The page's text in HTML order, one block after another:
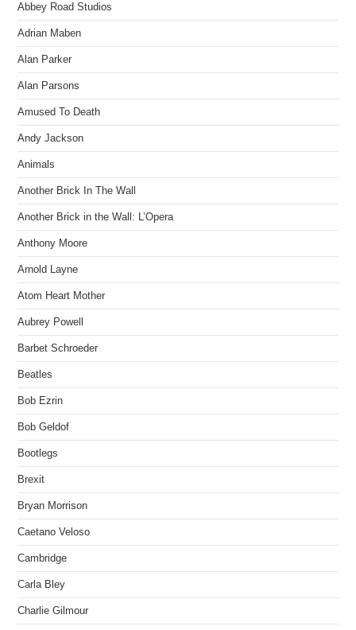
Abbey Road Studios
Adrian Maben
Alan Parker
Alan Parsons
Amused To Death
Andy Jackson
Animals
Another Brick In The Wall
Another Brick in the Wall: L’Opera
Anthony Moore
Arnold Layne
Atom Heart Mother
Aubrey Powell
Barbet Schroeder
Beatles
Bob Ezrin
Bob Geldof
Bootlegs
Brexit
Bryan Morrison
Caetano Veloso
Cambridge
Carla Bley
Charlie Gilmour